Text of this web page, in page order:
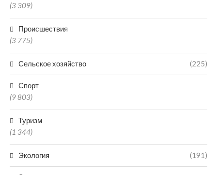
(3 309)
Происшествия
(3 775)
Сельское хозяйство (225)
Спорт
(9 803)
Туризм
(1 344)
Экология (191)